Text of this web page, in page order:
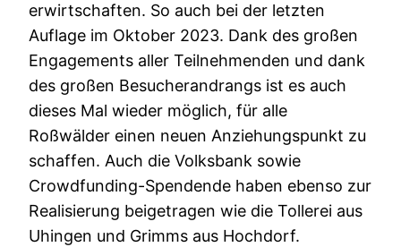
erwirtschaften. So auch bei der letzten
Auflage im Oktober 2023. Dank des großen
Engagements aller Teilnehmenden und dank
des großen Besucherandrangs ist es auch
dieses Mal wieder möglich, für alle
Roßwälder einen neuen Anziehungspunkt zu
schaffen. Auch die Volksbank sowie
Crowdfunding-Spendende haben ebenso zur
Realisierung beigetragen wie die Tollerei aus
Uhingen und Grimms aus Hochdorf.